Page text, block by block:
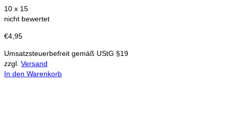
10 x 15
nicht bewertet
€4,95
Umsatzsteuerbefreit gemäß UStG §19
zzgl. Versand
In den Warenkorb